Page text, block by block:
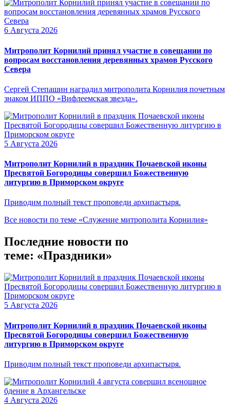
6 Августа 2026
Митрополит Корнилий принял участие в совещании по
вопросам восстановления деревянных храмов Русского
Севера
Сергей Степашин наградил митрополита Корнилия почетным
знаком ИППО «Вифлеемская звезда».
5 Августа 2026
Митрополит Корнилий в праздник Почаевской иконы
Пресвятой Богородицы совершил Божественную
литургию в Приморском округе
Приводим полный текст проповеди архипастыря.
Все новости по теме «Служение митрополита Корнилия»
Последние новости по
теме: «Праздники»
5 Августа 2026
Митрополит Корнилий в праздник Почаевской иконы
Пресвятой Богородицы совершил Божественную
литургию в Приморском округе
Приводим полный текст проповеди архипастыря.
4 Августа 2026